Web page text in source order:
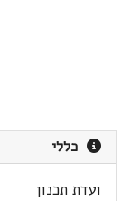
כללי
ועדת תכנון